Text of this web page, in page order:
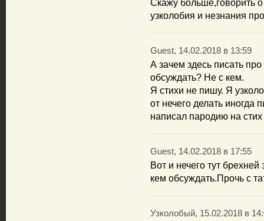
Скажу больше,говорить
узколобия и незнания
Guest, 14.02.2018 в 13:59
А зачем здесь писать
обсуждать? Не с кем.
Я стихи не пишу. Я
от нечего делать
написал пародию на
Guest, 14.02.2018 в 17:55
Вот и нечего тут брехней
кем обсуждать.Прочь с
Узколобый, 15.02.2018 в